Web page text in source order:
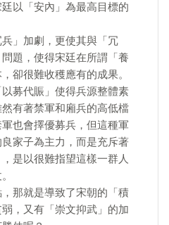
以「安內」為最高目標的
」加劇，更使其與「冗
題，使得宋廷在所謂「養
卻很難收穫應有的成果。
募代賑」使得兵源整體素
有著禁軍和廂兵的高低檔
也會擇優募兵，但這種軍
家子為主力，而是充斥著
是以很難指望這樣一群人
那就是導致了宋朝的「積
，又有「崇文抑武」的加